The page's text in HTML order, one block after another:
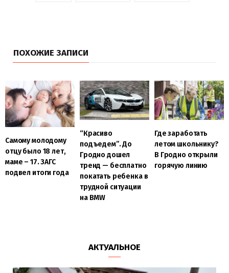
ПОХОЖИЕ ЗАПИСИ
Самому молодому
отцу было 18 лет,
маме – 17. ЗАГС
подвел итоги года
“Красиво
подъедем”. До
Гродно дошел
тренд — бесплатно
покатать ребенка в
трудной ситуации
на BMW
Где заработать
летом школьнику?
В Гродно открыли
горячую линию
АКТУАЛЬНОЕ